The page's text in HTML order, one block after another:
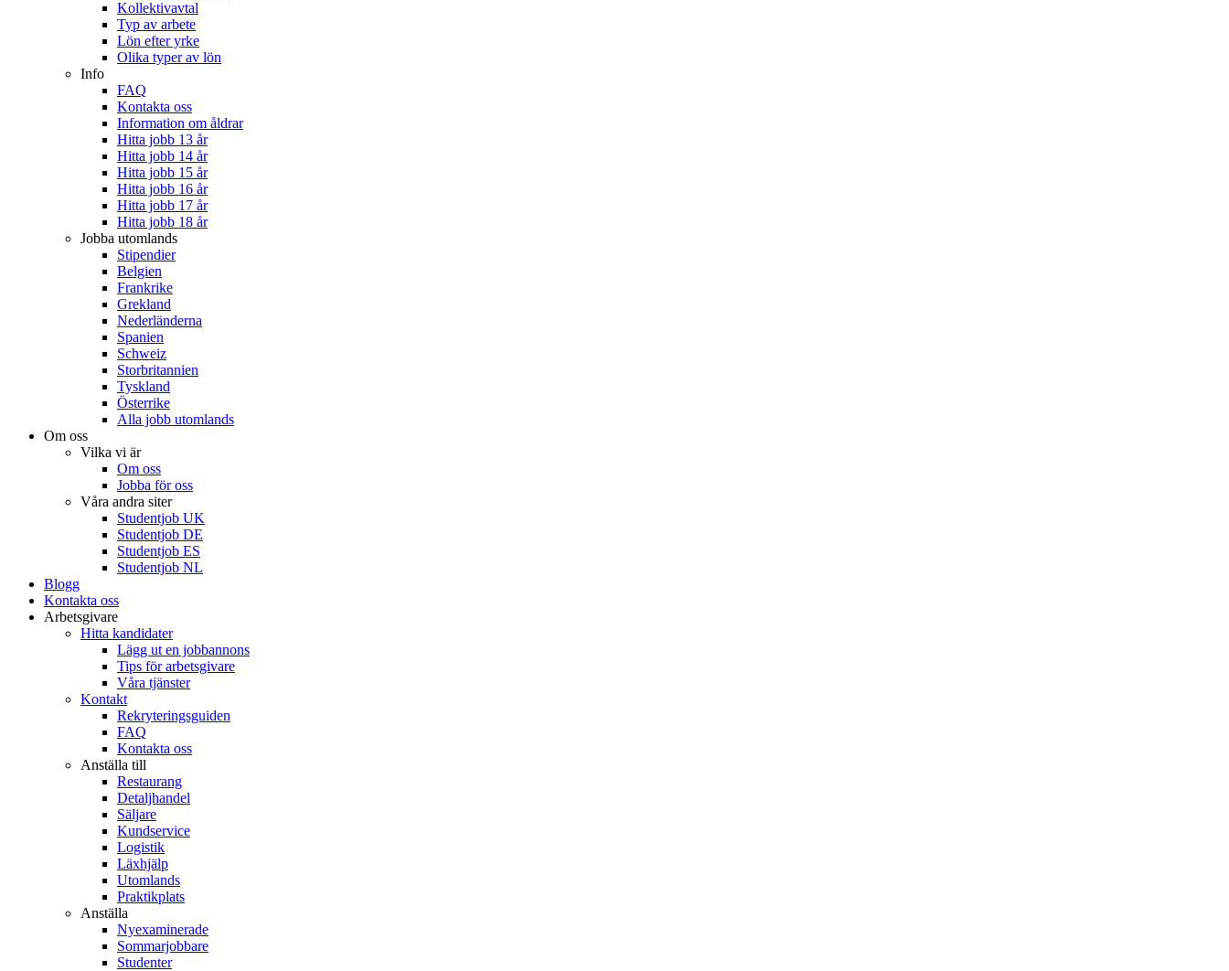
Kollektivavtal
Typ av arbete
Lön efter yrke
Olika typer av lön
Info
FAQ
Kontakta oss
Information om åldrar
Hitta jobb 13 år
Hitta jobb 14 år
Hitta jobb 15 år
Hitta jobb 16 år
Hitta jobb 17 år
Hitta jobb 18 år
Jobba utomlands
Stipendier
Belgien
Frankrike
Grekland
Nederländerna
Spanien
Schweiz
Storbritannien
Tyskland
Österrike
Alla jobb utomlands
Om oss
Vilka vi är
Om oss
Jobba för oss
Våra andra siter
Studentjob UK
Studentjob DE
Studentjob ES
Studentjob NL
Blogg
Kontakta oss
Arbetsgivare
Hitta kandidater
Lägg ut en jobbannons
Tips för arbetsgivare
Våra tjänster
Kontakt
Rekryteringsguiden
FAQ
Kontakta oss
Anställa till
Restaurang
Detaljhandel
Säljare
Kundservice
Logistik
Läxhjälp
Utomlands
Praktikplats
Anställa
Nyexaminerade
Sommarjobbare
Studenter